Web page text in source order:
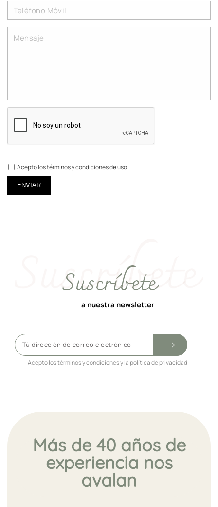
Acepto los términos y condiciones de uso
Suscríbete
a nuestra newsletter
Acepto lostérminos y condicionesy la política de privacidad
Más de 40 años de
experiencia nos
avalan